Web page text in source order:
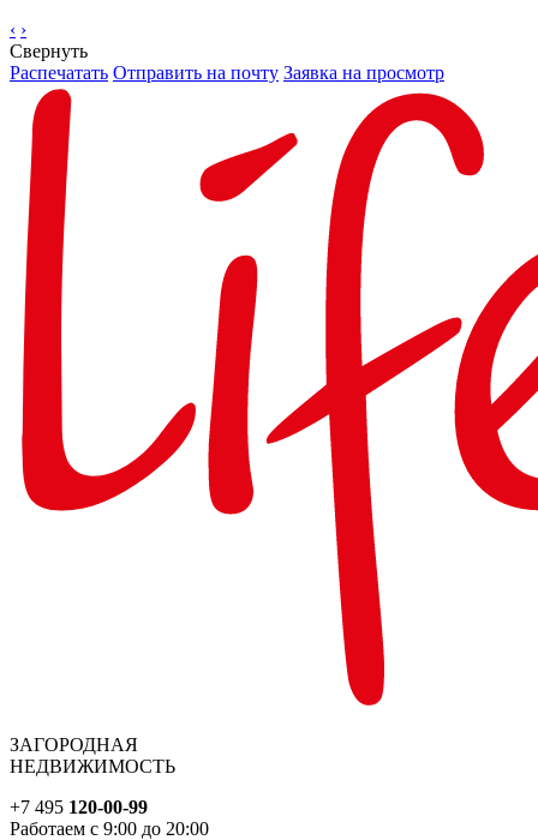
‹ ›
Свернуть
Распечатать Отправить на почту Заявка на просмотр
ЗАГОРОДНАЯ
НЕДВИЖИМОСТЬ
+7 495 120-00-99
Работаем с 9:00 до 20:00